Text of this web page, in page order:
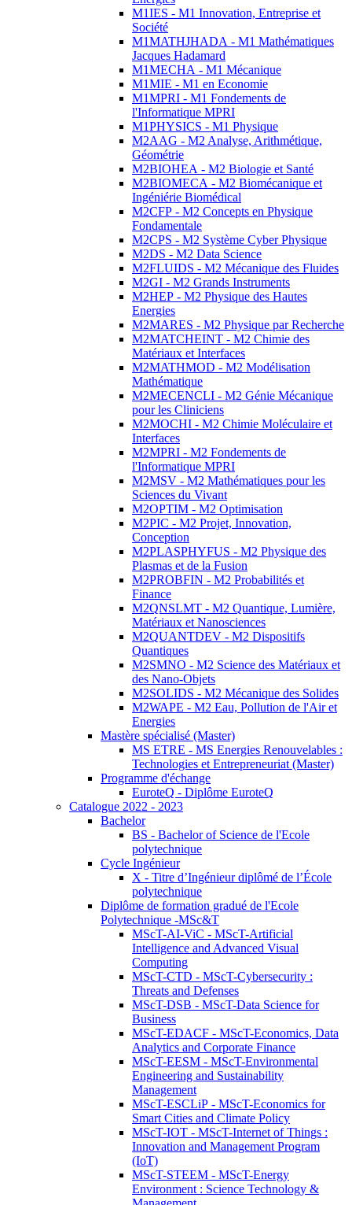
M1IES - M1 Innovation, Entreprise et
Société
M1MATHJHADA - M1 Mathématiques
Jacques Hadamard
M1MECHA - M1 Mécanique
M1MIE - M1 en Economie
M1MPRI - M1 Fondements de
l'Informatique MPRI
M1PHYSICS - M1 Physique
M2AAG - M2 Analyse, Arithmétique,
Géométrie
M2BIOHEA - M2 Biologie et Santé
M2BIOMECA - M2 Biomécanique et
Ingéniérie Biomédical
M2CFP - M2 Concepts en Physique
Fondamentale
M2CPS - M2 Système Cyber Physique
M2DS - M2 Data Science
M2FLUIDS - M2 Mécanique des Fluides
M2GI - M2 Grands Instruments
M2HEP - M2 Physique des Hautes
Energies
M2MARES - M2 Physique par Recherche
M2MATCHEINT - M2 Chimie des
Matériaux et Interfaces
M2MATHMOD - M2 Modélisation
Mathématique
M2MECENCLI - M2 Génie Mécanique
pour les Cliniciens
M2MOCHI - M2 Chimie Moléculaire et
Interfaces
M2MPRI - M2 Fondements de
l'Informatique MPRI
M2MSV - M2 Mathématiques pour les
Sciences du Vivant
M2OPTIM - M2 Optimisation
M2PIC - M2 Projet, Innovation,
Conception
M2PLASPHYFUS - M2 Physique des
Plasmas et de la Fusion
M2PROBFIN - M2 Probabilités et
Finance
M2QNSLMT - M2 Quantique, Lumière,
Matériaux et Nanosciences
M2QUANTDEV - M2 Dispositifs
Quantiques
M2SMNO - M2 Science des Matériaux et
des Nano-Objets
M2SOLIDS - M2 Mécanique des Solides
M2WAPE - M2 Eau, Pollution de l'Air et
Energies
Mastère spécialisé (Master)
MS ETRE - MS Energies Renouvelables :
Technologies et Entrepreneuriat (Master)
Programme d'échange
EuroteQ - Diplôme EuroteQ
Catalogue 2022 - 2023
Bachelor
BS - Bachelor of Science de l'Ecole
polytechnique
Cycle Ingénieur
X - Titre d’Ingénieur diplômé de l’École
polytechnique
Diplôme de formation gradué de l'Ecole
Polytechnique -MSc&T
MScT-AI-ViC - MScT-Artificial
Intelligence and Advanced Visual
Computing
MScT-CTD - MScT-Cybersecurity :
Threats and Defenses
MScT-DSB - MScT-Data Science for
Business
MScT-EDACF - MScT-Economics, Data
Analytics and Corporate Finance
MScT-EESM - MScT-Environmental
Engineering and Sustainability
Management
MScT-ESCLiP - MScT-Economics for
Smart Cities and Climate Policy
MScT-IOT - MScT-Internet of Things :
Innovation and Management Program
(IoT)
MScT-STEEM - MScT-Energy
Environment : Science Technology &